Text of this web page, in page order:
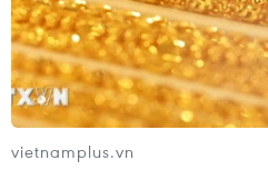
Bác sỹ vượt biển giữa đêm
thuyền viên người Nga
quỵ
vietnamplus.vn